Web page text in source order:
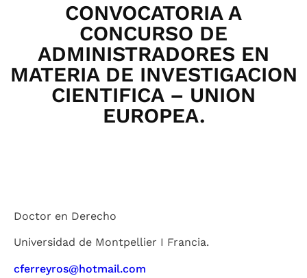
CONVOCATORIA A
CONCURSO DE
ADMINISTRADORES EN
MATERIA DE INVESTIGACION
CIENTIFICA – UNION
EUROPEA.
Doctor en Derecho
Universidad de Montpellier I Francia.
cferreyros@hotmail.com